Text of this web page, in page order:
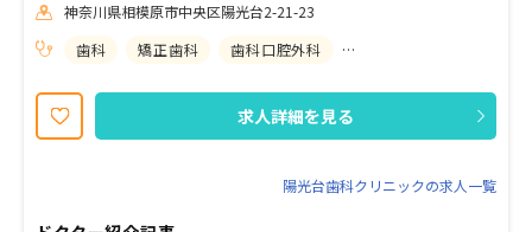
開業を目指している方もしっかり指導いたします。スキルアップし
たい！新しいスキルを習得したい！開業における経営に必要な知識
を学びたい！方にピッタリな職場です。
神奈川県相模原市中央区陽光台2-21-23
歯科
矯正歯科 歯科口腔外科 小児歯科
求人詳細を見る
陽光台歯科クリニックの求人一覧